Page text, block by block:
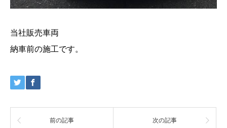
当社販売車両
納車前の施工です。
前の記事 次の記事